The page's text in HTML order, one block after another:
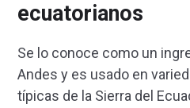
ecuatorianos
Se lo conoce como un
Andes y es usado en
típicas de la Sierra del